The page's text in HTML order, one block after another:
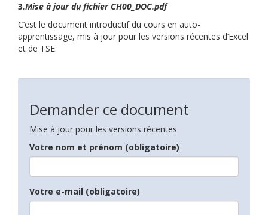
3.Mise à jour du fichier CH00_DOC.pdf
C’est le document introductif du cours en auto-
apprentissage, mis à jour pour les versions récentes d’Excel
et de TSE.
Demander ce document
Mise à jour pour les versions récentes
Votre nom et prénom (obligatoire)
Votre e-mail (obligatoire)